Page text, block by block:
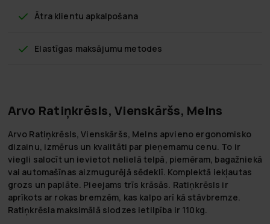
Ātra klientu apkalpošana
Elastīgas maksājumu metodes
Arvo Ratiņkrēsls, Vienskāršs, Melns
Arvo Ratiņkrēsls, Vienskāršs, Melns apvieno ergonomisko
dizainu, izmērus un kvalitāti par pieņemamu cenu. To ir
viegli salocīt un ievietot nelielā telpā, piemēram, bagažniekā
vai automašīnas aizmugurējā sēdeklī. Komplektā iekļautas
grozs un paplāte. Pieejams trīs krāsās. Ratiņkrēsls ir
aprīkots ar rokas bremzēm, kas kalpo arī kā stāvbremze.
Ratiņkrēsla maksimālā slodzes ietilpība ir 110kg.